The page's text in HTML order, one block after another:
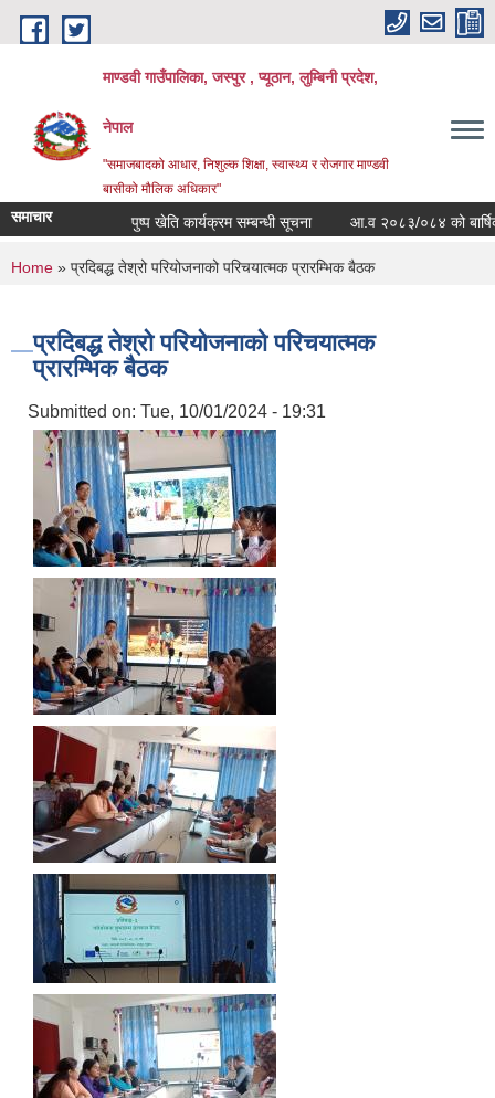
Skip to main content
माण्डवी गाउँपालिका, जस्पुर , प्यूठान, लुम्बिनी प्रदेश,
नेपाल
"समाजबादको आधार, निशुल्क शिक्षा, स्वास्थ्य र रोजगार माण्डवी
बासीको मौलिक अधिकार"
समाचार पुष्प खेति कार्यक्रम सम्बन्धी सूचना आ.व २०८३/०८४ को बार्षिक
You are here
Home » प्रदिबद्ध तेश्रो परियोजनाको परिचयात्मक प्रारम्भिक बैठक
प्रदिबद्ध तेश्रो परियोजनाको परिचयात्मक
प्रारम्भिक बैठक
Submitted on: Tue, 10/01/2024 - 19:31